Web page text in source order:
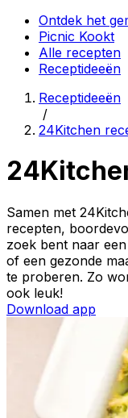
Ontdek het
Picnic Kookt
Alle recepten
Receptideeën
Receptideeën
/
24Kitchen
Samen met
recepten,
zoek bent naar
of een gezonde
te proberen. Zo
ook leuk!
Download app